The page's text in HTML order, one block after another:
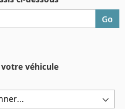
la voiture
le capot
véhicule